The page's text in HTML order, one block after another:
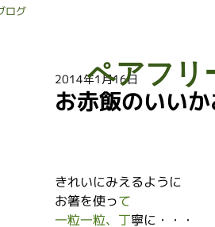
ログ
お赤飯のいいか
2014年1月16日
きれいにみえるように
お箸を使って
一粒一粒、丁寧に・・・
ペアフリ